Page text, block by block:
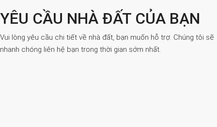
YÊU CẦU NHÀ ĐẤT CỦA BẠN
Vui lòng yêu cầu chi tiết về nhà đất, bạn muốn hỗ trợ. Chúng tôi sẽ
nhanh chóng liên hệ bạn trong thời gian sớm nhất.